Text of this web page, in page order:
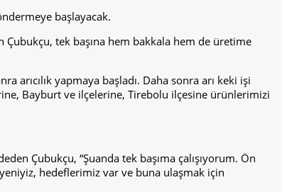
başlayacak.
Çubukçu, tek başına hem bakkala hem de üretime
arıcılık yapmaya başladı. Daha sonra arı keki işi
Bayburt ve ilçelerine, Tirebolu ilçesine ürünlerimizi
Çubukçu, “Şuanda tek başıma çalışıyorum. Ön
hedeflerimiz var ve buna ulaşmak için